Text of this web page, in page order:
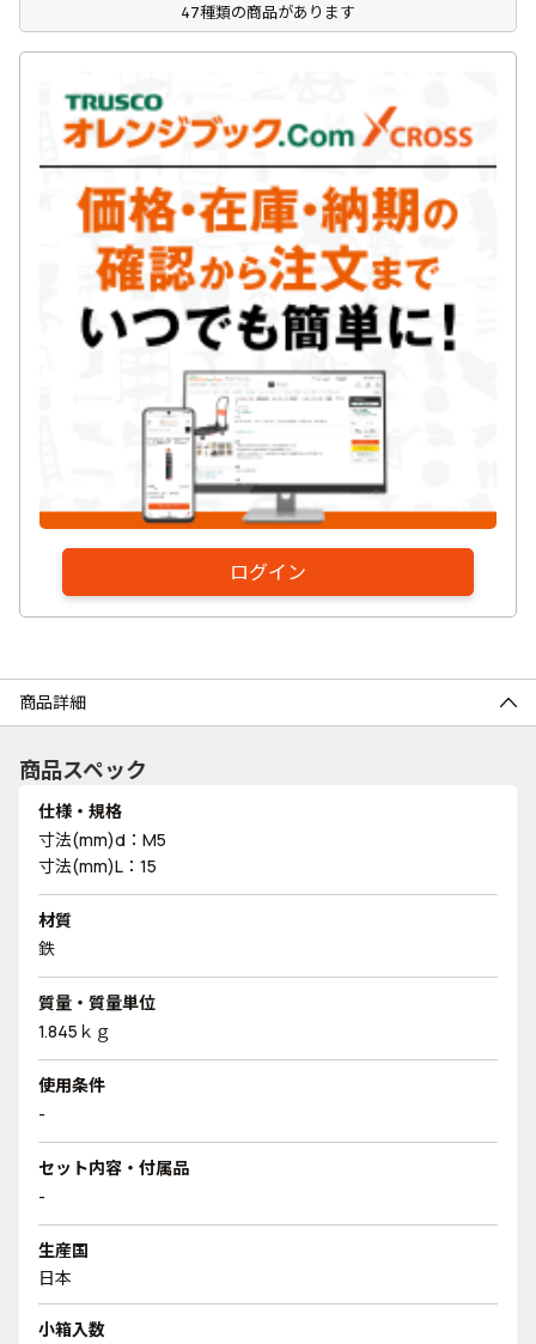
47種類の商品があります
ログイン
商品詳細
商品スペック
仕様・規格
寸法(mm)d：M5
寸法(mm)L：15
材質
鉄
質量・質量単位
1.845ｋｇ
使用条件
-
セット内容・付属品
-
生産国
日本
小箱入数